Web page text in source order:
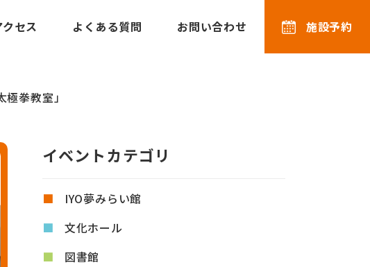
クセス よくある質問 お問い合わせ 施設予約
拳教室」
イベントカテゴリ
IYO夢みらい館
文化ホール
図書館